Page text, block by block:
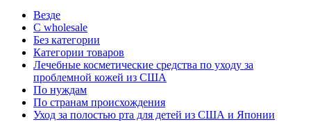
Везде
C wholesale
Без категории
Категории товаров
Лечебные косметические средства по уходу за
проблемной кожей из США
По нуждам
По странам происхождения
Уход за полостью рта для детей из США и Японии